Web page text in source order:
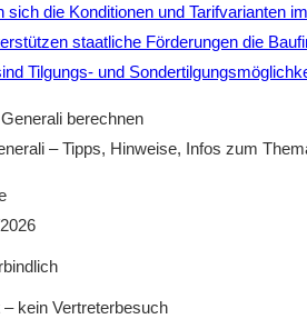
sich die Konditionen und Tarifvarianten
staatliche Förderungen die
Tilgungs- und
– Tipps, Hinweise, Infos zum
kein Vertreterbesuch